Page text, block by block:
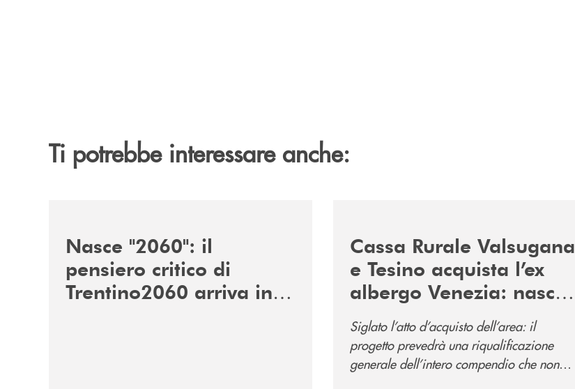
Ti potrebbe interessare anche:
Nasce "2060": il
pensiero critico di
Trentino2060 arriva in
Cassa Rurale Valsugana
e Tesino acquista l’ex
albergo Venezia: nasce
il nuovo polo
direzionale della banca
e al servizio della
Siglato l’atto d’acquisto dell’area: il
progetto prevedrà una riqualificazione
generale dell’intero compendio che non